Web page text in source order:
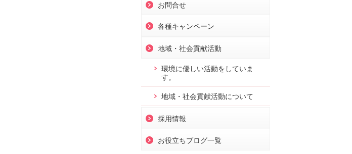
お問合せ
各種キャンペーン
地域・社会貢献活動
環境に優しい活動をしていま
す。
地域・社会貢献活動について
採用情報
お役立ちブログ一覧